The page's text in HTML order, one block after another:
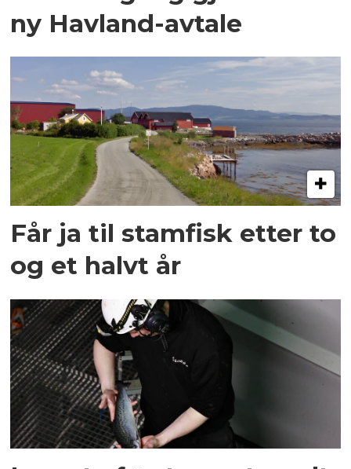
ny Havland-avtale
Får ja til stamfisk etter to
og et halvt år